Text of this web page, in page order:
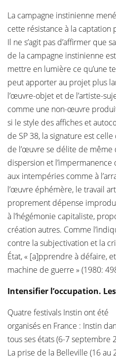
La campagne instinienne
cette résistance à la captation
Il ne s’agit pas d’affirmer que
de la campagne instinienne
mettre en lumière ce qu’une
peut apporter au projet plus
l’œuvre-objet et de l’artiste-
comme une non-œuvre
si le style des affiches et
de SP 38, la signature est
de l’œuvre se délite de même
dispersion et l’impermanence
aux intempéries comme à
l’œuvre éphémère, le travail
proprement dépense
à l’hégémonie capitaliste,
création autres. Comme
contre la subjectivation et la
État, « [a]pprendre à défaire,
machine de guerre » (1980:
Intensifier l’occupation.
Quatre festivals Instin ont été
organisés en France : Instin
tous ses états (6-7 septembre
La prise de la Belleville (16 au